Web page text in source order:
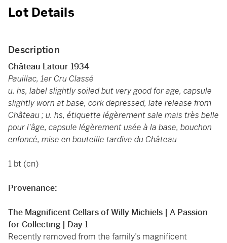
Lot Details
Description
Château Latour 1934
Pauillac, 1er Cru Classé
u. hs, label slightly soiled but very good for age, capsule
slightly worn at base, cork depressed, late release from
Château ; u. hs, étiquette légèrement sale mais très belle
pour l'âge, capsule légèrement usée à la base, bouchon
enfoncé, mise en bouteille tardive du Château
1 bt (cn)
Provenance:
The Magnificent Cellars of Willy Michiels | A Passion
for Collecting | Day 1
Recently removed from the family’s magnificent